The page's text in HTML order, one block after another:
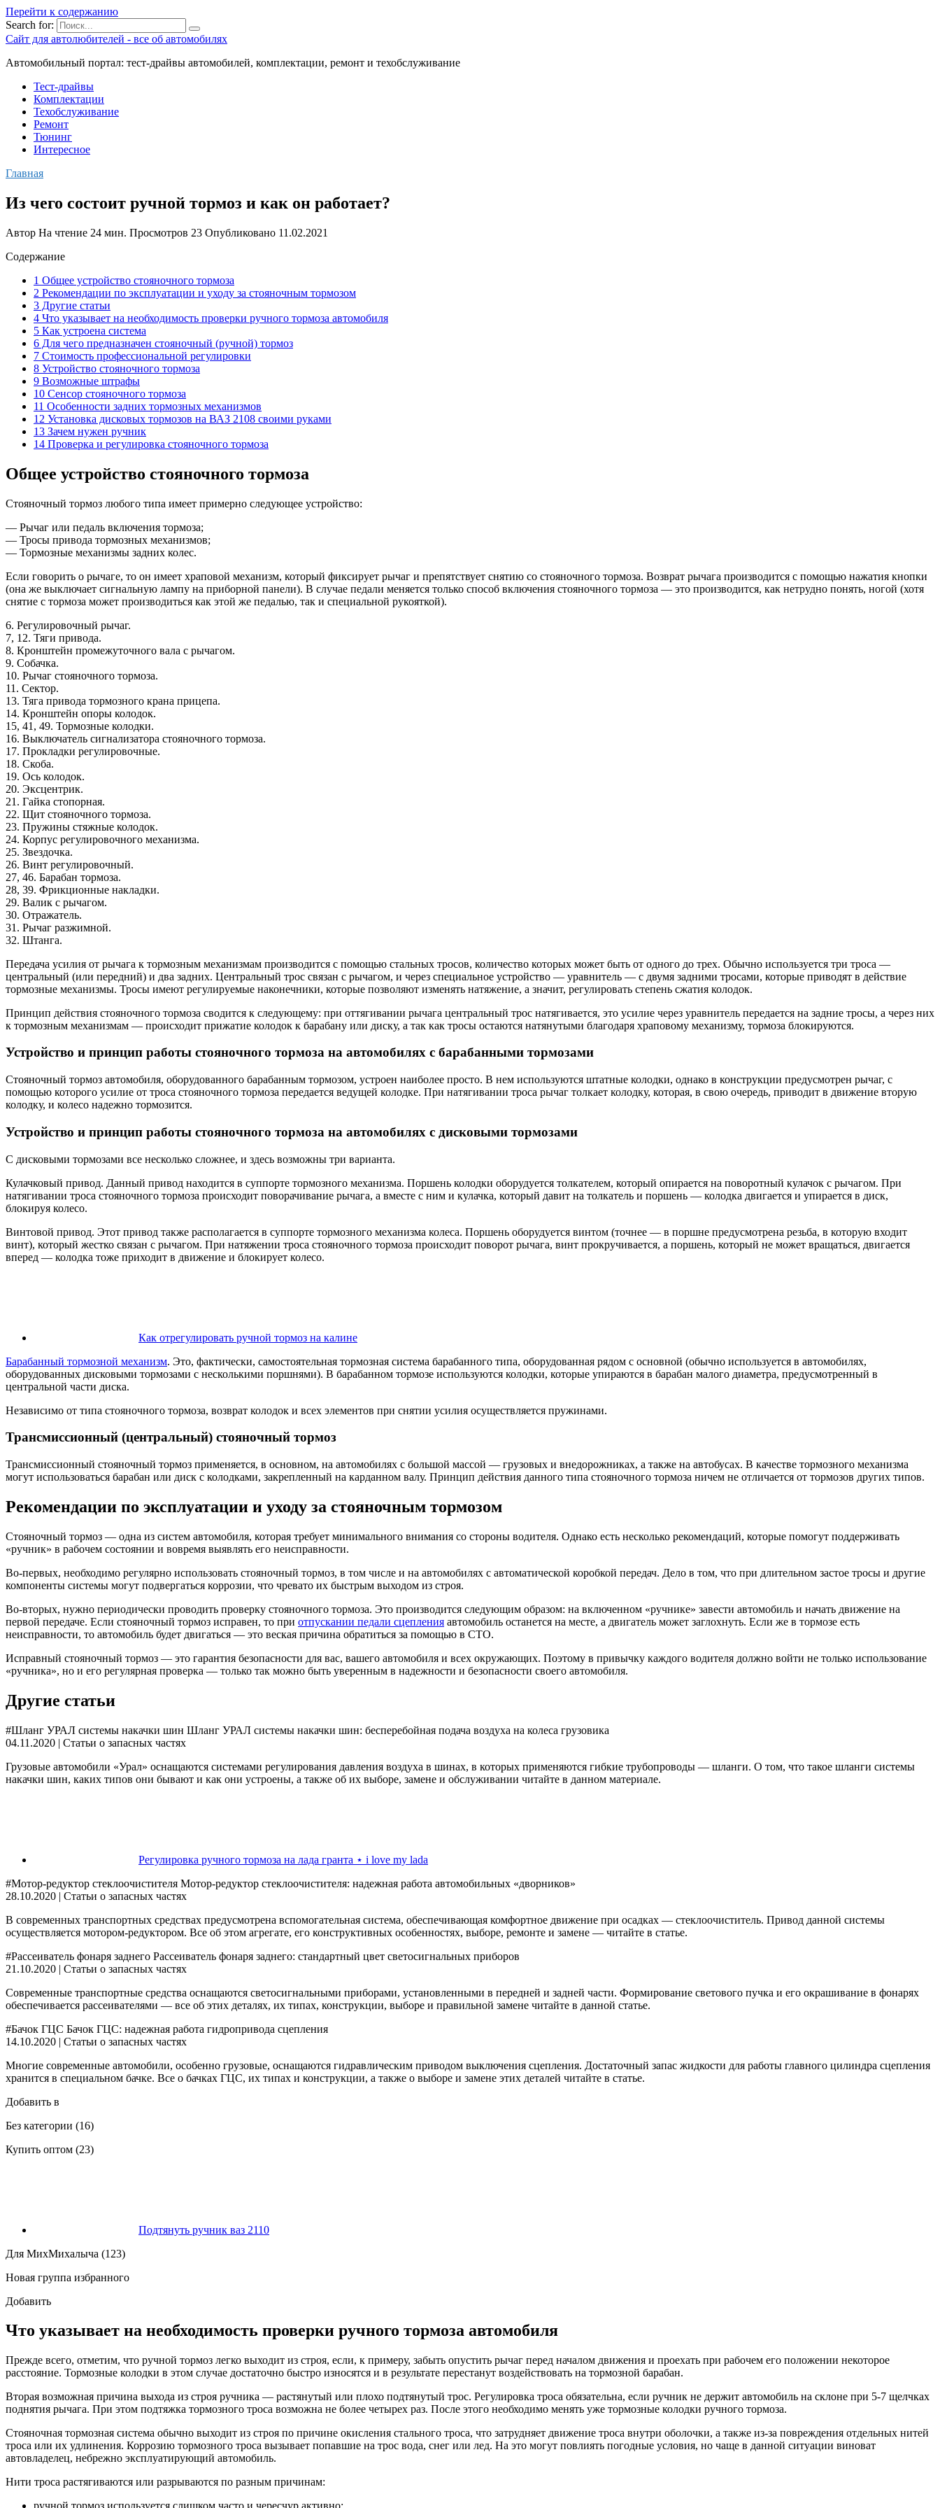
Перейти к содержанию
Search for:
Сайт для автолюбителей - все об автомобилях
Автомобильный портал: тест-драйвы автомобилей, комплектации, ремонт и техобслуживание
Тест-драйвы
Комплектации
Техобслуживание
Ремонт
Тюнинг
Интересное
Главная
Из чего состоит ручной тормоз и как он работает?
Автор На чтение 24 мин. Просмотров 23 Опубликовано 11.02.2021
Содержание
1 Общее устройство стояночного тормоза
2 Рекомендации по эксплуатации и уходу за стояночным тормозом
3 Другие статьи
4 Что указывает на необходимость проверки ручного тормоза автомобиля
5 Как устроена система
6 Для чего предназначен стояночный (ручной) тормоз
7 Стоимость профессиональной регулировки
8 Устройство стояночного тормоза
9 Возможные штрафы
10 Сенсор стояночного тормоза
11 Особенности задних тормозных механизмов
12 Установка дисковых тормозов на ВАЗ 2108 своими руками
13 Зачем нужен ручник
14 Проверка и регулировка стояночного тормоза
Общее устройство стояночного тормоза
Стояночный тормоз любого типа имеет примерно следующее устройство:
— Рычаг или педаль включения тормоза;
— Тросы привода тормозных механизмов;
— Тормозные механизмы задних колес.
Если говорить о рычаге, то он имеет храповой механизм, который фиксирует рычаг и препятствует снятию со стояночного тормоза. Возврат рычага производится с помощью нажатия кнопки
(она же выключает сигнальную лампу на приборной панели). В случае педали меняется только способ включения стояночного тормоза — это производится, как нетрудно понять, ногой (хотя
снятие с тормоза может производиться как этой же педалью, так и специальной рукояткой).
6. Регулировочный рычаг.
7, 12. Тяги привода.
8. Кронштейн промежуточного вала с рычагом.
9. Собачка.
10. Рычаг стояночного тормоза.
11. Сектор.
13. Тяга привода тормозного крана прицепа.
14. Кронштейн опоры колодок.
15, 41, 49. Тормозные колодки.
16. Выключатель сигнализатора стояночного тормоза.
17. Прокладки регулировочные.
18. Скоба.
19. Ось колодок.
20. Эксцентрик.
21. Гайка стопорная.
22. Щит стояночного тормоза.
23. Пружины стяжные колодок.
24. Корпус регулировочного механизма.
25. Звездочка.
26. Винт регулировочный.
27, 46. Барабан тормоза.
28, 39. Фрикционные накладки.
29. Валик с рычагом.
30. Отражатель.
31. Рычаг разжимной.
32. Штанга.
Передача усилия от рычага к тормозным механизмам производится с помощью стальных тросов, количество которых может быть от одного до трех. Обычно используется три троса —
центральный (или передний) и два задних. Центральный трос связан с рычагом, и через специальное устройство — уравнитель — с двумя задними тросами, которые приводят в действие
тормозные механизмы. Тросы имеют регулируемые наконечники, которые позволяют изменять натяжение, а значит, регулировать степень сжатия колодок.
Принцип действия стояночного тормоза сводится к следующему: при оттягивании рычага центральный трос натягивается, это усилие через уравнитель передается на задние тросы, а через них
к тормозным механизмам — происходит прижатие колодок к барабану или диску, а так как тросы остаются натянутыми благодаря храповому механизму, тормоза блокируются.
Устройство и принцип работы стояночного тормоза на автомобилях с барабанными тормозами
Стояночный тормоз автомобиля, оборудованного барабанным тормозом, устроен наиболее просто. В нем используются штатные колодки, однако в конструкции предусмотрен рычаг, с
помощью которого усилие от троса стояночного тормоза передается ведущей колодке. При натягивании троса рычаг толкает колодку, которая, в свою очередь, приводит в движение вторую
колодку, и колесо надежно тормозится.
Устройство и принцип работы стояночного тормоза на автомобилях с дисковыми тормозами
С дисковыми тормозами все несколько сложнее, и здесь возможны три варианта.
Кулачковый привод. Данный привод находится в суппорте тормозного механизма. Поршень колодки оборудуется толкателем, который опирается на поворотный кулачок с рычагом. При
натягивании троса стояночного тормоза происходит поворачивание рычага, а вместе с ним и кулачка, который давит на толкатель и поршень — колодка двигается и упирается в диск,
блокируя колесо.
Винтовой привод. Этот привод также располагается в суппорте тормозного механизма колеса. Поршень оборудуется винтом (точнее — в поршне предусмотрена резьба, в которую входит
винт), который жестко связан с рычагом. При натяжении троса стояночного тормоза происходит поворот рычага, винт прокручивается, а поршень, который не может вращаться, двигается
вперед — колодка тоже приходит в движение и блокирует колесо.
Как отрегулировать ручной тормоз на калине
Барабанный тормозной механизм. Это, фактически, самостоятельная тормозная система барабанного типа, оборудованная рядом с основной (обычно используется в автомобилях,
оборудованных дисковыми тормозами с несколькими поршнями). В барабанном тормозе используются колодки, которые упираются в барабан малого диаметра, предусмотренный в
центральной части диска.
Независимо от типа стояночного тормоза, возврат колодок и всех элементов при снятии усилия осуществляется пружинами.
Трансмиссионный (центральный) стояночный тормоз
Трансмиссионный стояночный тормоз применяется, в основном, на автомобилях с большой массой — грузовых и внедорожниках, а также на автобусах. В качестве тормозного механизма
могут использоваться барабан или диск с колодками, закрепленный на карданном валу. Принцип действия данного типа стояночного тормоза ничем не отличается от тормозов других типов.
Рекомендации по эксплуатации и уходу за стояночным тормозом
Стояночный тормоз — одна из систем автомобиля, которая требует минимального внимания со стороны водителя. Однако есть несколько рекомендаций, которые помогут поддерживать
«ручник» в рабочем состоянии и вовремя выявлять его неисправности.
Во-первых, необходимо регулярно использовать стояночный тормоз, в том числе и на автомобилях с автоматической коробкой передач. Дело в том, что при длительном застое тросы и другие
компоненты системы могут подвергаться коррозии, что чревато их быстрым выходом из строя.
Во-вторых, нужно периодически проводить проверку стояночного тормоза. Это производится следующим образом: на включенном «ручнике» завести автомобиль и начать движение на
первой передаче. Если стояночный тормоз исправен, то при отпускании педали сцепления автомобиль останется на месте, а двигатель может заглохнуть. Если же в тормозе есть
неисправности, то автомобиль будет двигаться — это веская причина обратиться за помощью в СТО.
Исправный стояночный тормоз — это гарантия безопасности для вас, вашего автомобиля и всех окружающих. Поэтому в привычку каждого водителя должно войти не только использование
«ручника», но и его регулярная проверка — только так можно быть уверенным в надежности и безопасности своего автомобиля.
Другие статьи
#Шланг УРАЛ системы накачки шин Шланг УРАЛ системы накачки шин: бесперебойная подача воздуха на колеса грузовика
04.11.2020 | Статьи о запасных частях
Грузовые автомобили «Урал» оснащаются системами регулирования давления воздуха в шинах, в которых применяются гибкие трубопроводы — шланги. О том, что такое шланги системы
накачки шин, каких типов они бывают и как они устроены, а также об их выборе, замене и обслуживании читайте в данном материале.
Регулировка ручного тормоза на лада гранта ⋆ i love my lada
#Мотор-редуктор стеклоочистителя Мотор-редуктор стеклоочистителя: надежная работа автомобильных «дворников»
28.10.2020 | Статьи о запасных частях
В современных транспортных средствах предусмотрена вспомогательная система, обеспечивающая комфортное движение при осадках — стеклоочиститель. Привод данной системы
осуществляется мотором-редуктором. Все об этом агрегате, его конструктивных особенностях, выборе, ремонте и замене — читайте в статье.
#Рассеиватель фонаря заднего Рассеиватель фонаря заднего: стандартный цвет светосигнальных приборов
21.10.2020 | Статьи о запасных частях
Современные транспортные средства оснащаются светосигнальными приборами, установленными в передней и задней части. Формирование светового пучка и его окрашивание в фонарях
обеспечивается рассеивателями — все об этих деталях, их типах, конструкции, выборе и правильной замене читайте в данной статье.
#Бачок ГЦС Бачок ГЦС: надежная работа гидропривода сцепления
14.10.2020 | Статьи о запасных частях
Многие современные автомобили, особенно грузовые, оснащаются гидравлическим приводом выключения сцепления. Достаточный запас жидкости для работы главного цилиндра сцепления
хранится в специальном бачке. Все о бачках ГЦС, их типах и конструкции, а также о выборе и замене этих деталей читайте в статье.
Добавить в
Без категории (16)
Купить оптом (23)
Подтянуть ручник ваз 2110
Для МихМихалыча (123)
Новая группа избранного
Добавить
Что указывает на необходимость проверки ручного тормоза автомобиля
Прежде всего, отметим, что ручной тормоз легко выходит из строя, если, к примеру, забыть опустить рычаг перед началом движения и проехать при рабочем его положении некоторое
расстояние. Тормозные колодки в этом случае достаточно быстро износятся и в результате перестанут воздействовать на тормозной барабан.
Вторая возможная причина выхода из строя ручника — растянутый или плохо подтянутый трос. Регулировка троса обязательна, если ручник не держит автомобиль на склоне при 5-7 щелчках
поднятия рычага. При этом подтяжка тормозного троса возможна не более четырех раз. После этого необходимо менять уже тормозные колодки ручного тормоза.
Стояночная тормозная система обычно выходит из строя по причине окисления стального троса, что затрудняет движение троса внутри оболочки, а также из-за повреждения отдельных нитей
троса или их удлинения. Коррозию тормозного троса вызывает попавшие на трос вода, снег или лед. На это могут повлиять погодные условия, но чаще в данной ситуации виноват
автовладелец, небрежно эксплуатирующий автомобиль.
Нити троса растягиваются или разрываются по разным причинам: